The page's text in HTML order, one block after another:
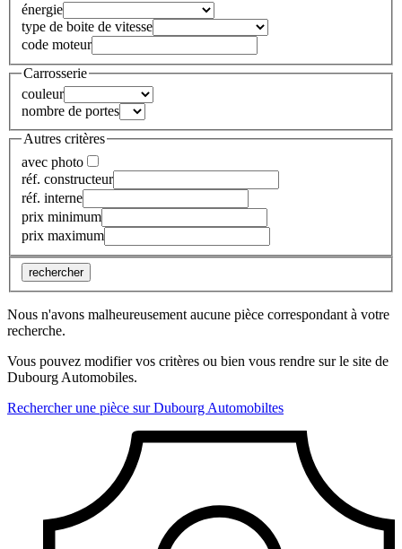
énergie
type de boite de vitesse
code moteur
Carrosserie
couleur
nombre de portes
Autres critères
avec photo
réf. constructeur
réf. interne
prix minimum
prix maximum
rechercher
Nous n'avons malheureusement aucune pièce correspondant à votre
recherche.
Vous pouvez modifier vos critères ou bien vous rendre sur le site de
Dubourg Automobiles.
Rechercher une pièce sur Dubourg Automobiltes